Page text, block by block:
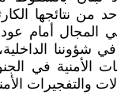
من نتائجها
المجال أمام
شؤوننا
الأمنية في
والتفجيرات